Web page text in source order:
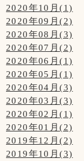
2020年10月(1)
2020年09月(2)
2020年08月(3)
2020年07月(2)
2020年06月(1)
2020年05月(1)
2020年04月(3)
2020年03月(3)
2020年02月(1)
2020年01月(2)
2019年12月(2)
2019年10月(3)